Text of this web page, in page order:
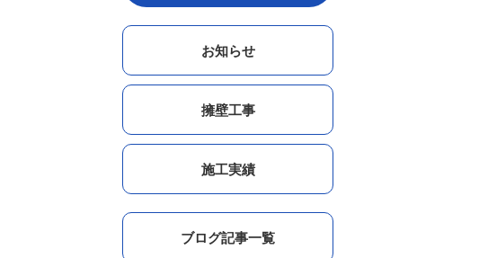
お知らせ
擁壁工事
施工実績
ブログ記事一覧